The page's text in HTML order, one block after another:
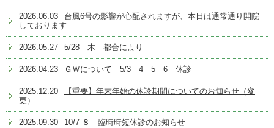
2026.06.03
台風6号の影響が心配されますが、本日は通常通り開院
しております
2026.05.27 5/28 木 都合により
2026.04.23 ＧＷについて 5/3 4 5 6 休診
2025.12.20
【重要】年末年始の休診期間についてのお知らせ（変
更）
2025.09.30 10/7 ８ 臨時時短休診のお知らせ